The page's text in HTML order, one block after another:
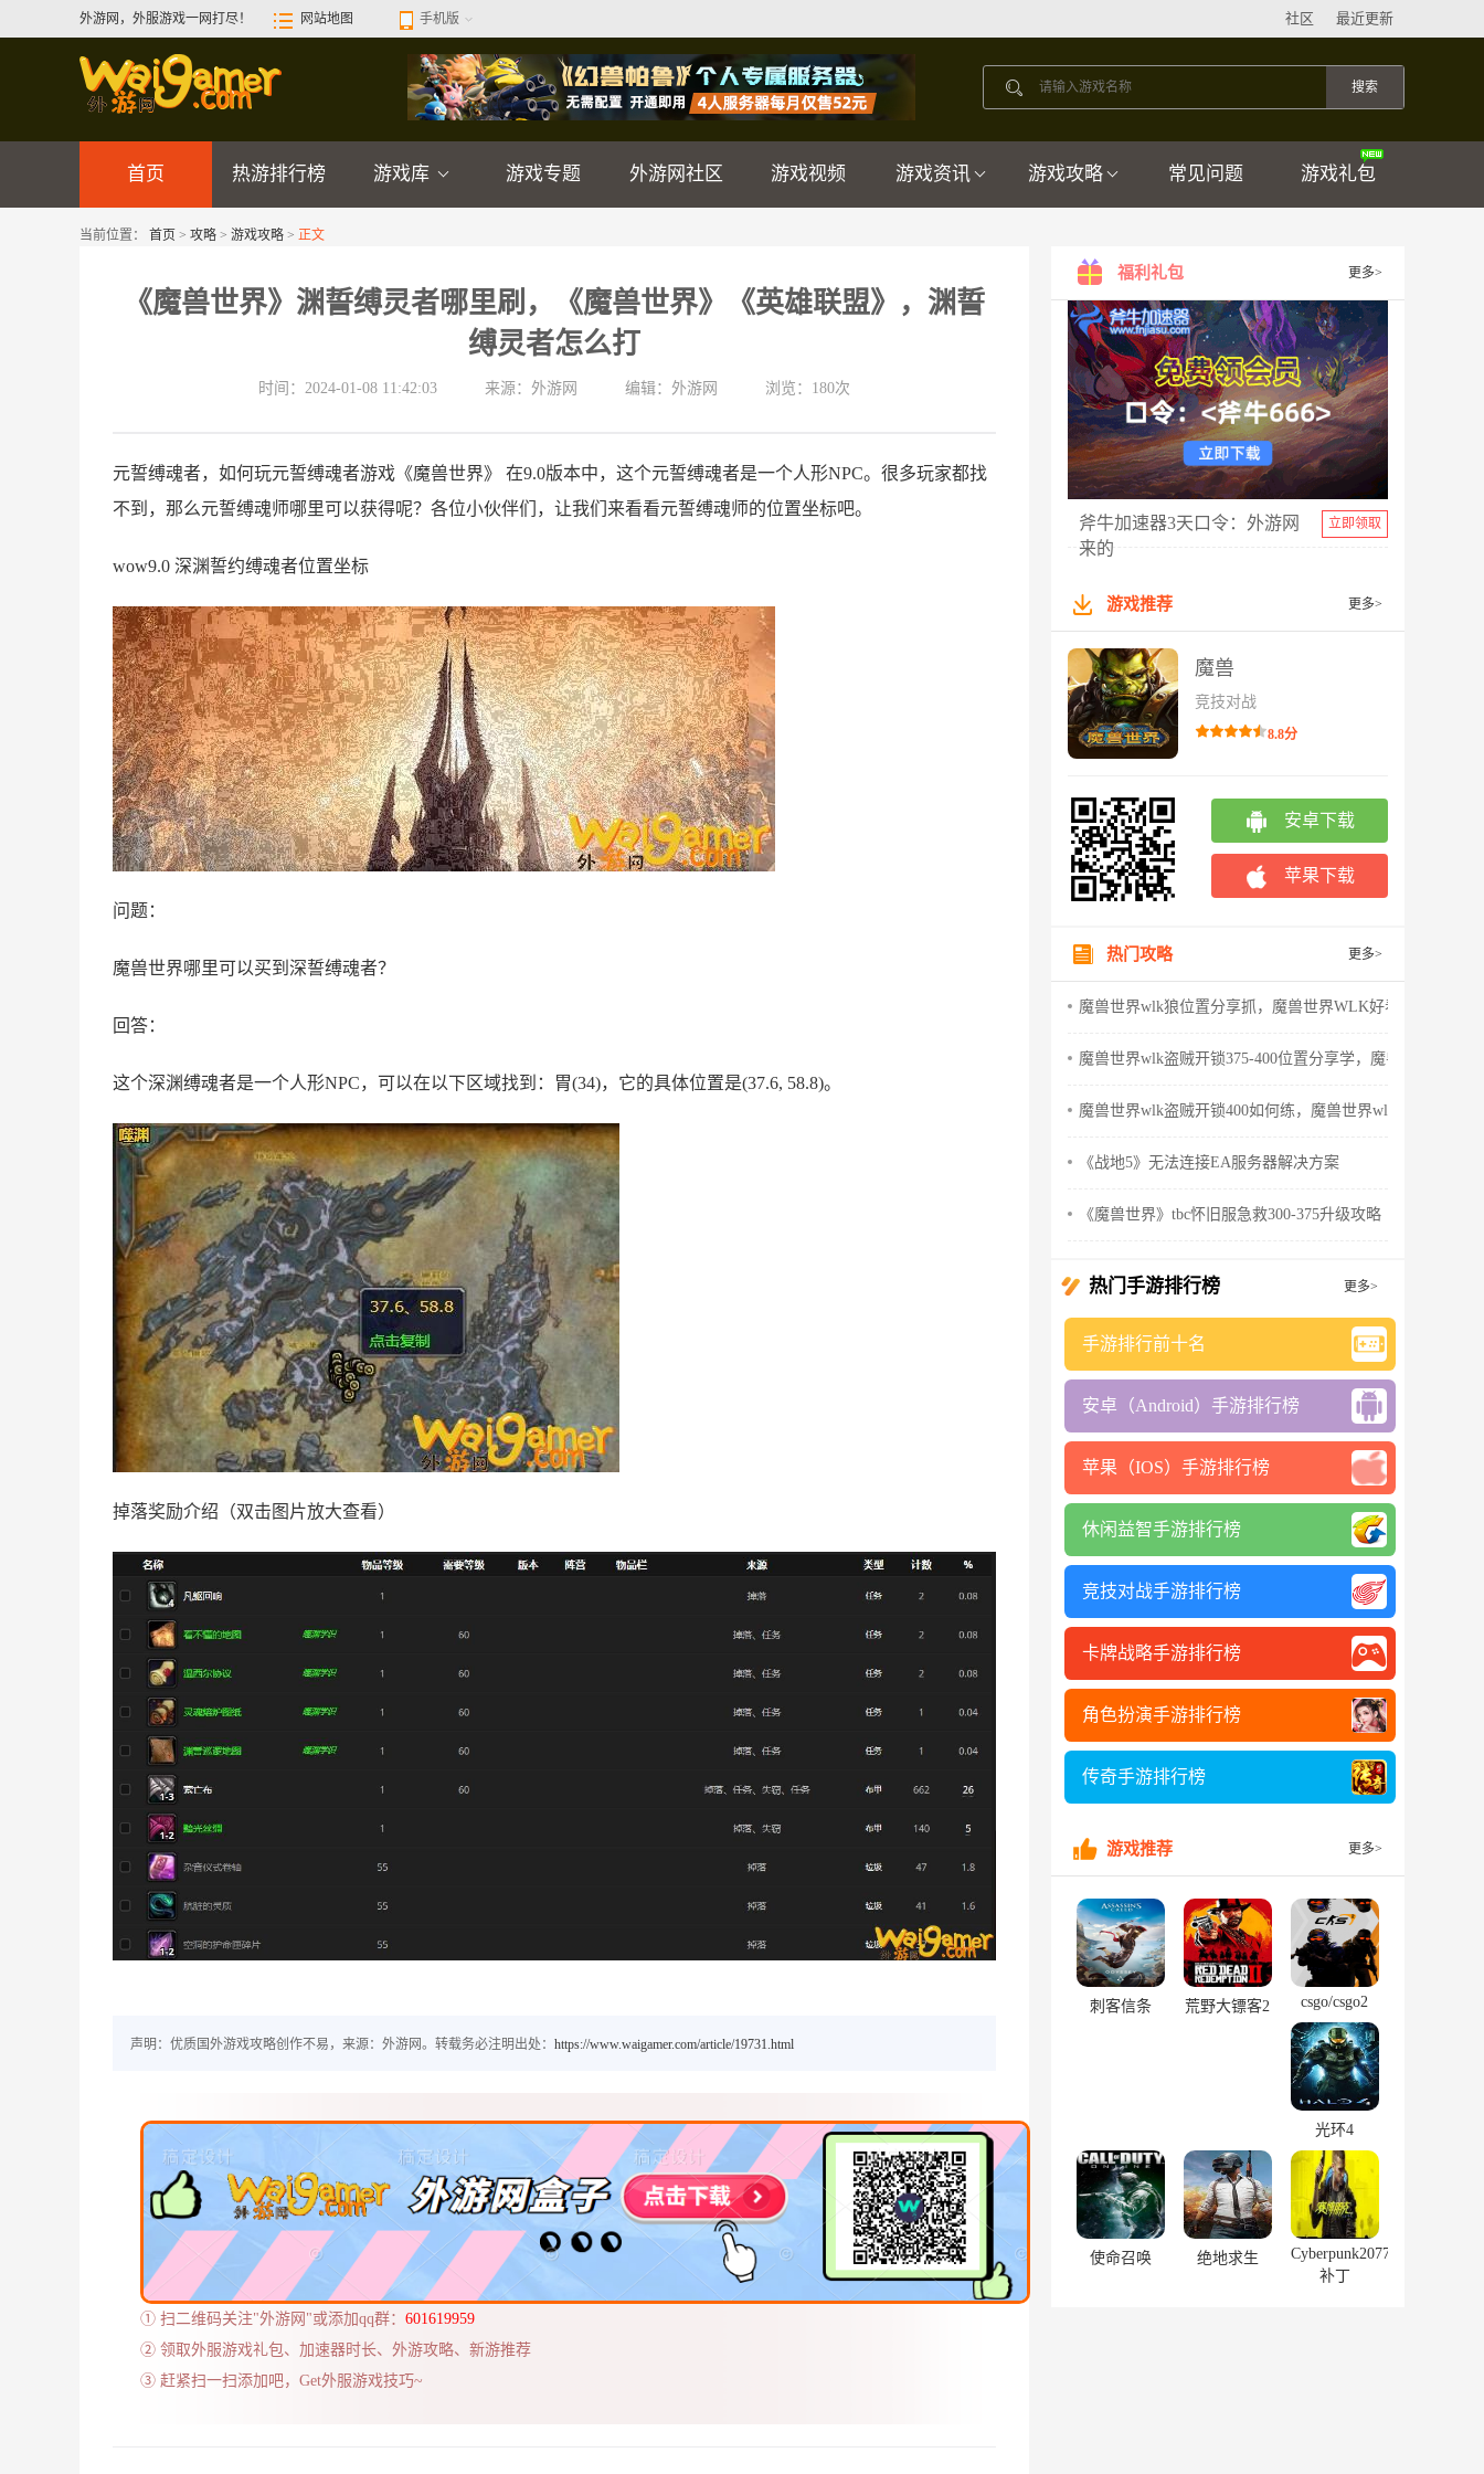
外游网，外服游戏一网打尽！ 网站地图 手机版 最近更新
社区
首页 热游排行榜 游戏库 游戏专题 外游网社区 游戏视频 游戏资讯 游戏攻略 常见问题 游戏礼包
当前位置： 首页 > 攻略 > 游戏攻略 > 正文
《魔兽世界》渊誓缚灵者哪里刷，《魔兽世界》《英雄联盟》，渊誓
缚灵者怎么打
时间：2024-01-08 11:42:03 来源：外游网 编辑：外游网 浏览： 180次
元誓缚魂者，如何玩元誓缚魂者游戏《魔兽世界》 在9.0版本中，这个元誓缚魂者是一个人形NPC。很多玩家都找
不到，那么元誓缚魂师哪里可以获得呢？各位小伙伴们，让我们来看看元誓缚魂师的位置坐标吧。
wow9.0 深渊誓约缚魂者位置坐标
问题：
魔兽世界哪里可以买到深誓缚魂者？
回答：
这个深渊缚魂者是一个人形NPC，可以在以下区域找到：胃(34)，它的具体位置是(37.6, 58.8)。
掉落奖励介绍（双击图片放大查看）
声明：优质国外游戏攻略创作不易，来源：外游网。转载务必注明出处： https://www.waigamer.com/article/19731.html
① 扫二维码关注"外游网"或添加qq群： 601619959
② 领取外服游戏礼包、加速器时长、外游攻略、新游推荐
③ 赶紧扫一扫添加吧，Get外服游戏技巧~
福利礼包 更多>
斧牛加速器3天口令：外游网
来的
立即领取
游戏推荐 更多>
魔兽
竞技对战
8.8分
安卓下载
苹果下载
热门攻略 更多>
魔兽世界wlk狼位置分享抓，魔兽世界WLK好看的狼
魔兽世界wlk盗贼开锁375-400位置分享学，魔兽世界wlk怀
魔兽世界wlk盗贼开锁400如何练，魔兽世界wlk盗贼天赋
《战地5》无法连接EA服务器解决方案
《魔兽世界》tbc怀旧服急救300-375升级攻略
热门手游排行榜 更多>
手游排行前十名
安卓（Android）手游排行榜
苹果（IOS）手游排行榜
休闲益智手游排行榜
竞技对战手游排行榜
卡牌战略手游排行榜
角色扮演手游排行榜
传奇手游排行榜
游戏推荐 更多>
刺客信条 荒野大镖客2 csgo/csgo2
光环4
使命召唤 绝地求生
Cyberpunk2077
补丁